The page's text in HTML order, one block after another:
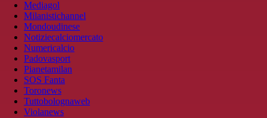
Mediagol
Milanistichannel
Mondoudinese
Notiziecalciomercato
Numericalcio
Padovasport
Pianetamilan
SOS Fanta
Toronews
Tuttobolognaweb
Violanews